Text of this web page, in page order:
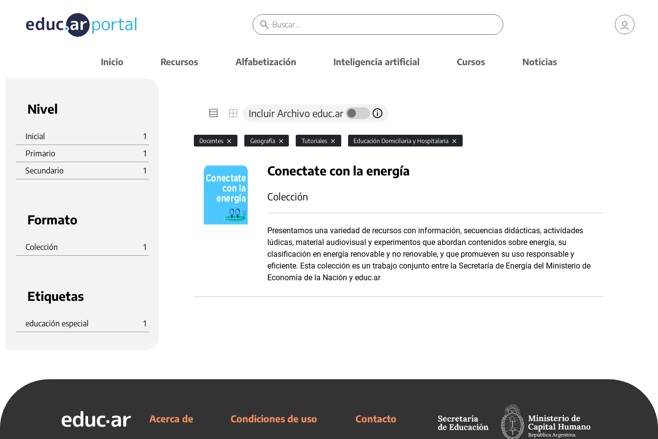
Inicio Recursos Alfabetización Inteligencia artificial Cursos Noticias
Nivel
Inicial
1
Primario
1
Secundario
1
Formato
Colección 1
Etiquetas
educación especial 1
Incluir Archivo educ.ar
Docentes Geografía Tutoriales Educación Domiciliaria y Hospitalaria
Conectate con la energía
Colección
Presentamos una variedad de recursos con información, secuencias didácticas, actividades
lúdicas, material audiovisual y experimentos que abordan contenidos sobre energía, su
clasificación en energía renovable y no renovable, y que promueven su uso responsable y
eficiente. Esta colección es un trabajo conjunto entre la Secretaría de Energía del Ministerio de
Economía de la Nación y educ.ar
Acerca de Condiciones de uso Contacto